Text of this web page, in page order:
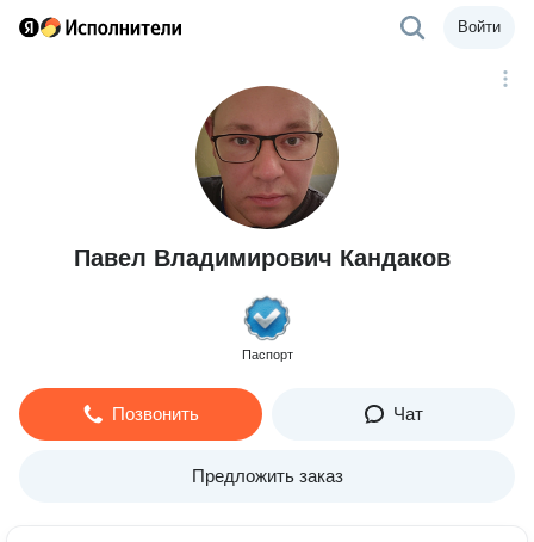
Войти
Павел Владимирович Кандаков
Паспорт
Позвонить Чат
Предложить заказ